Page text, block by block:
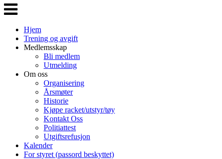
Veksle
navigasjon
Hjem
Trening og avgift
Medlemsskap
Bli medlem
Utmelding
Om oss
Organisering
Årsmøter
Historie
Kjøpe racket/utstyr/tøy
Kontakt Oss
Politiattest
Utgiftsrefusjon
Kalender
For styret (passord beskyttet)